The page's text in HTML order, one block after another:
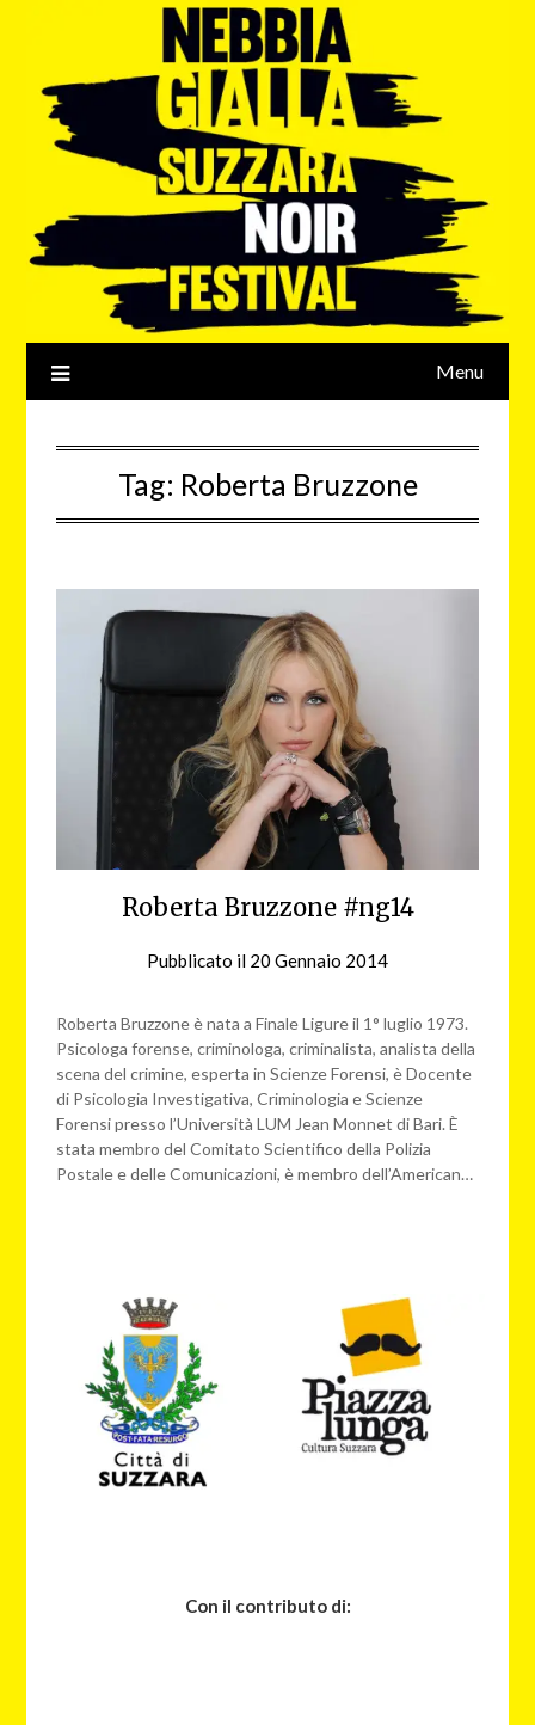
Menu
Tag: Roberta Bruzzone
Roberta Bruzzone #ng14
Pubblicato il 20 Gennaio 2014
Roberta Bruzzone è nata a Finale Ligure il 1° luglio 1973.
Psicologa forense, criminologa, criminalista, analista della
scena del crimine, esperta in Scienze Forensi, è Docente
di Psicologia Investigativa, Criminologia e Scienze
Forensi presso l’Università LUM Jean Monnet di Bari. È
stata membro del Comitato Scientifico della Polizia
Postale e delle Comunicazioni, è membro dell’American…
Con il contributo di: